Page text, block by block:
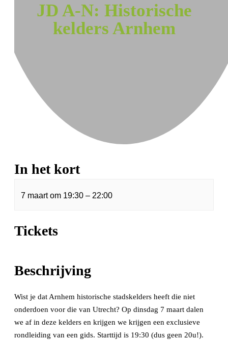
JD A-N: Historische
kelders Arnhem
In het kort
7 maartom 19:30 – 22:00
Tickets
Beschrijving
Wist je dat Arnhem historische stadskelders heeft die niet
onderdoen voor die van Utrecht? Op dinsdag 7 maart dalen
we af in deze kelders en krijgen we krijgen een exclusieve
rondleiding van een gids. Starttijd is 19:30 (dus geen 20u!).